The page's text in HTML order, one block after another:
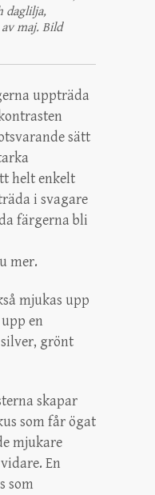
daglilja,
maj. Bild
uppträda
sätt
helt enkelt
i svagare
färgerna bli
mer.
mjukas upp
en
grönt
skapar
som får ögat
mjukare
En
som